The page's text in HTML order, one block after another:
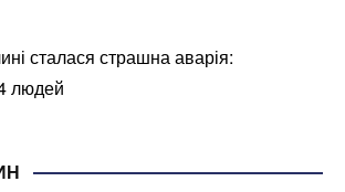
сталася страшна аварія:
людей